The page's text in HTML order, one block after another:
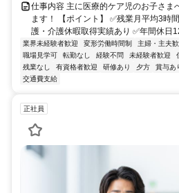
仕事内容 主に医療的ケア児のお子さま
ます！ 【ポイント】 ✅残業月平均3時
護・介護休暇取得実績あり ✅年間休日
業界未経験者歓迎 変形労働時間制 主婦・主夫
職場見学可
転勤なし 経験不問 未経験者歓迎
残業なし
有資格者歓迎 研修あり 夕方 賞与あ
交通費支給
正社員